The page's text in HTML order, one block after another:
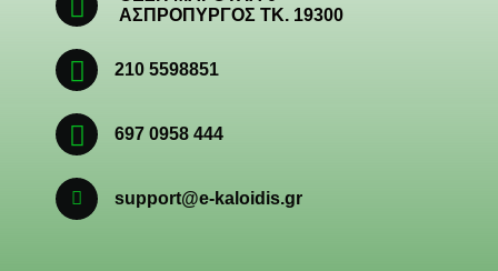
ΑΣΠΡΟΠΥΡΓΟΣ ΤΚ. 19300
210 5598851
697 0958 444
support@e-kaloidis.gr